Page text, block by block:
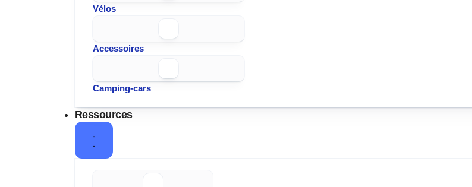
Vélos
Accessoires
Camping-cars
Ressources